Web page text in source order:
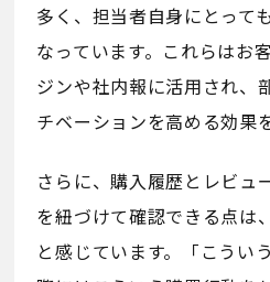
多く、担当者自身にとって
なっています。これらはお
ジンや社内報に活用され、
チベーションを高める効果
さらに、購入履歴とレビュ
を紐づけて確認できる点は
と感じています。「こうい